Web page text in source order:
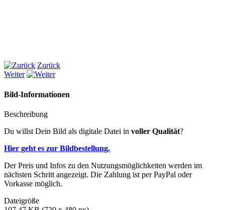
Zurück
Weiter
Bild-Informationen
Beschreibung
Du willst Dein Bild als digitale Datei in voller Qualität?
Hier geht es zur Bildbestellung.
Der Preis und Infos zu den Nutzungsmöglichkeiten werden im
nächsten Schritt angezeigt. Die Zahlung ist per PayPal oder
Vorkasse möglich.
Dateigröße